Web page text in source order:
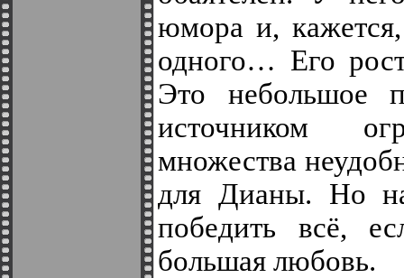
юмора и,
одного… Его
Это небольшое
источником
множества
для Дианы. Но
победить всё,
большая любовь.